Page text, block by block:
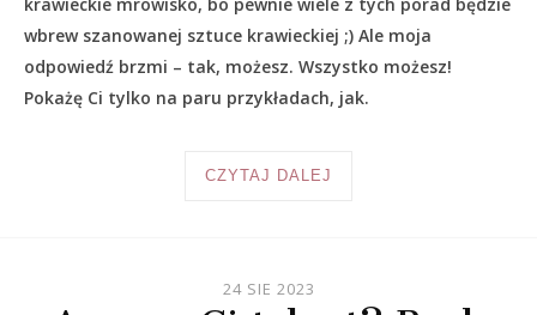
wbrew szanowanej sztuce krawieckiej ;) Ale moja
odpowiedź brzmi – tak, możesz. Wszystko możesz!
Pokażę Ci tylko na paru przykładach, jak.
CZYTAJ DALEJ
24 SIE 2023